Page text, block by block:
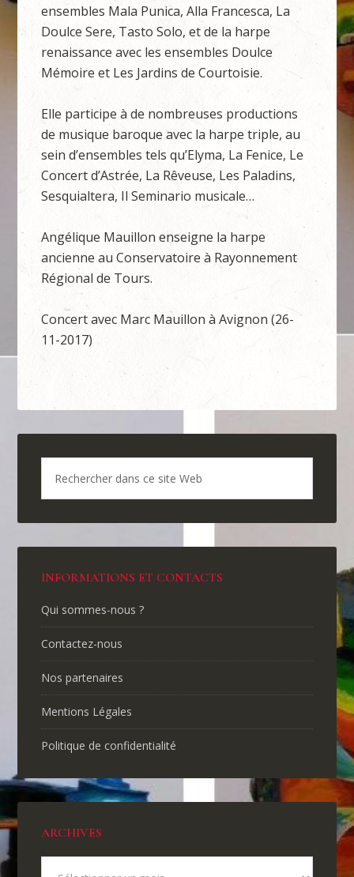
ensembles Mala Punica, Alla Francesca, La
Doulce Sere, Tasto Solo, et de la harpe
renaissance avec les ensembles Doulce
Mémoire et Les Jardins de Courtoisie.
Elle participe à de nombreuses productions
de musique baroque avec la harpe triple, au
sein d’ensembles tels qu’Elyma, La Fenice, Le
Concert d’Astrée, La Rêveuse, Les Paladins,
Sesquialtera, Il Seminario musicale…
Angélique Mauillon enseigne la harpe
ancienne au Conservatoire à Rayonnement
Régional de Tours.
Concert avec Marc Mauillon à Avignon (26-
11-2017)
INFORMATIONS ET CONTACTS
Qui sommes-nous ?
Contactez-nous
Nos partenaires
Mentions Légales
Politique de confidentialité
ARCHIVES